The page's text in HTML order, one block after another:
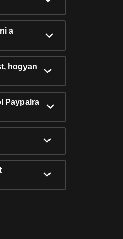
a
hogyan
Paypalra